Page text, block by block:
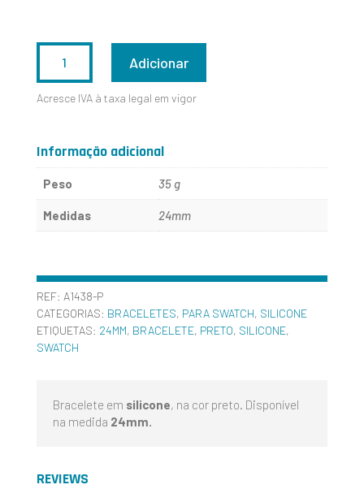
DE
Adicionar
Acresce IVA à taxa legal em vigor
Informação adicional
Peso 35 g
Medidas 24mm
REF: A1438-P
CATEGORIAS: BRACELETES, PARA SWATCH, SILICONE
ETIQUETAS: 24MM, BRACELETE, PRETO, SILICONE,
SWATCH
Bracelete em silicone, na cor preto. Disponível
na medida 24mm.
REVIEWS